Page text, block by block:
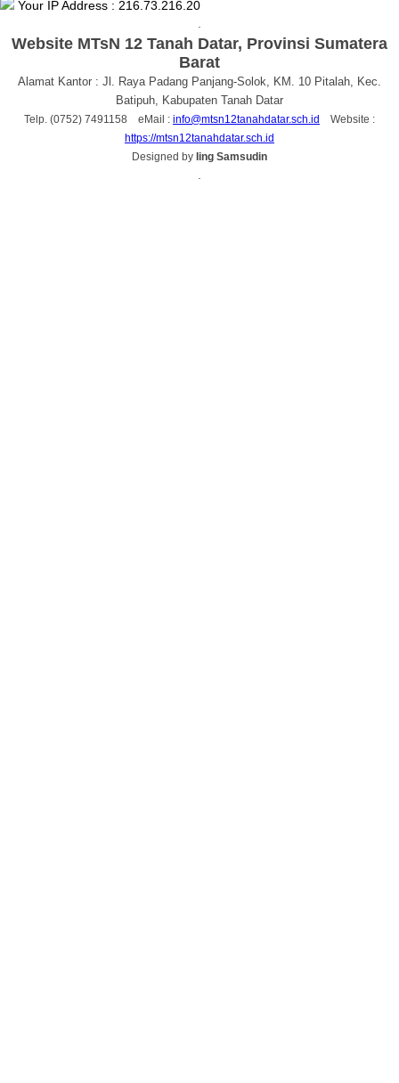
Your IP Address : 216.73.216.20
Website MTsN 12 Tanah Datar, Provinsi Sumatera
Barat
Alamat Kantor : Jl. Raya Padang Panjang-Solok, KM. 10 Pitalah, Kec.
Batipuh, Kabupaten Tanah Datar
Telp. (0752) 7491158 eMail : info@mtsn12tanahdatar.sch.id
Website :
https://mtsn12tanahdatar.sch.id
Designed by Iing Samsudin